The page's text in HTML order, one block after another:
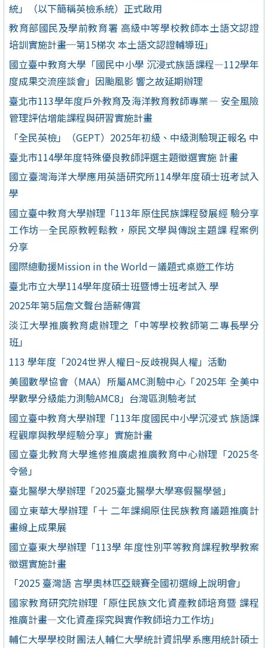
統」（以下簡稱英檢系統）正式啟用
教育部國民及學前教育署 高級中等學校教師本土語文認證
培訓實施計畫─第15梯次 本土語文認證輔導班」
國立臺中教育大學「國民中小學 沉浸式族語課程—112學年
度成果交流座談會」因颱風影 響之故延期辦理
臺北市113學年度戶外教育及海洋教育教師專業— 安全風險
管理評估增能課程與研習實施計畫
「全民英檢」（GEPT）2025年初級、中級測驗現正報名 中
臺北市114學年度特殊優良教師評選主題徵選實施 計畫
國立臺灣海洋大學應用英語研究所114學年度碩士班考試入
學
國立臺中教育大學辦理「113年原住民族課程發展經 驗分享
工作坊—全民原教輕鬆教，原民文學與傳說主題課 程案例
分享
國際總動援Mission in the World－議題式桌遊工作坊
臺北市立大學114學年度碩士班暨博士班考試入 學
2025年第5屆詹文聲台語薪傳賞
淡江大學推廣教育處辦理之「中等學校教師第二專長學分
班」
113 學年度「2024世界人權日~反歧視與人權」活動
美國數學協會（MAA）所屬AMC測驗中心「2025年 全美中
學數學分級能力測驗AMC8」台灣區測驗考試
國立臺中教育大學辦理「113年度國民中小學沉浸式 族語課
程觀摩與教學經驗分享」實施計畫
國立臺北教育大學進修推廣處推廣教育中心辦理「2025冬
令營」
臺北醫學大學辦理「2025臺北醫學大學寒假醫學營」
國立東華大學辦理「十 二年課綱原住民族教育議題推廣計
畫線上成果展
國立臺東大學辦理「113學 年度性別平等教育課程教學教案
徵選實施計畫
「2025 臺灣語 言學奧林匹亞競賽全國初選線上說明會」
國家教育研究院辦理「原住民族文化資產教師培育暨 課程
推廣計畫—文化資產探究與實作教師培力工作坊」
輔仁大學學校財團法人輔仁大學統計資訊學系應用統計碩士